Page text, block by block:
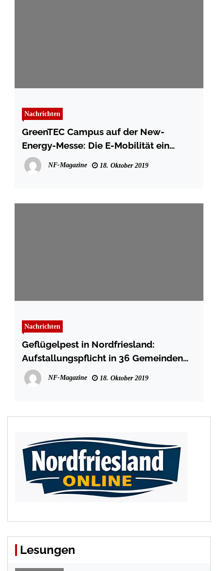
Nachrichten
GreenTEC Campus auf der New-
Energy-Messe: Die E-Mobilität ein
Stück voran gebracht
NF-Magazine 18. Oktober 2019
Nachrichten
Geflügelpest in Nordfriesland:
Aufstallungspflicht in 36 Gemeinden
aufgehoben
NF-Magazine 18. Oktober 2019
Lesungen